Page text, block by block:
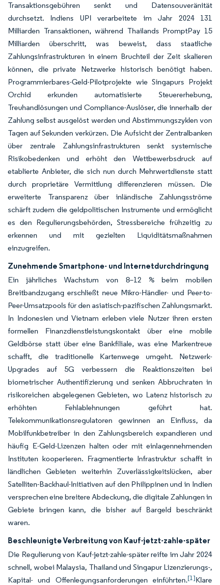
Transaktionsgebühren senkt und Datensouveränität
durchsetzt. Indiens UPI verarbeitete im Jahr 2024 131
Milliarden Transaktionen, während Thailands PromptPay 15
Milliarden überschritt, was beweist, dass staatliche
Zahlungsinfrastrukturen in einem Bruchteil der Zeit skalieren
können, die private Netzwerke historisch benötigt haben.
Programmierbares-Geld-Pilotprojekte wie Singapurs Projekt
Orchid erkunden automatisierte Steuererhebung,
Treuhandlösungen und Compliance-Auslöser, die innerhalb der
Zahlung selbst ausgelöst werden und Abstimmungszyklen von
Tagen auf Sekunden verkürzen. Die Aufsicht der Zentralbanken
über zentrale Zahlungsinfrastrukturen senkt systemische
Risikobedenken und erhöht den Wettbewerbsdruck auf
etablierte Anbieter, die sich nun durch Mehrwertdienste statt
durch proprietäre Vermittlung differenzieren müssen. Die
erweiterte Transparenz über inländische Zahlungsströme
schärft zudem die geldpolitischen Instrumente und ermöglicht
es den Regulierungsbehörden, Stressbereiche frühzeitig zu
erkennen und mit gezielten Liquiditätsmaßnahmen
einzugreifen.
Zunehmende Smartphone- und Internetdurchdringung
Ein jährliches Wachstum von 8–12 % beim mobilen
Breitbandzugang erschließt neue Mikro-Händler- und Peer-to-
Peer-Umsatzpools für den asiatisch-pazifischen Zahlungsmarkt.
In Indonesien und Vietnam erleben viele Nutzer ihren ersten
formellen Finanzdienstleistungskontakt über eine mobile
Geldbörse statt über eine Bankfiliale, was eine Markentreue
schafft, die traditionelle Kartenwege umgeht. Netzwerk-
Upgrades auf 5G verbessern die Reaktionszeiten bei
biometrischer Authentifizierung und senken Abbruchraten in
risikoreichen abgelegenen Gebieten, wo Latenz historisch zu
erhöhten Fehlablehnungen geführt hat.
Telekommunikationsregulatoren gewinnen an Einfluss, da
Mobilfunkbetreiber in den Zahlungsbereich expandieren und
häufig E-Geld-Lizenzen halten oder mit einlagennehmenden
Instituten kooperieren. Fragmentierte Infrastruktur schafft in
ländlichen Gebieten weiterhin Zuverlässigkeitslücken, aber
Satelliten-Backhaul-Initiativen auf den Philippinen und in Indien
versprechen eine breitere Abdeckung, die digitale Zahlungen in
Gebiete bringen kann, die bisher auf Bargeld beschränkt
waren.
Beschleunigte Verbreitung von Kauf-jetzt-zahle-später
Die Regulierung von Kauf-jetzt-zahle-später reifte im Jahr 2024
schnell, wobei Malaysia, Thailand und Singapur Lizenzierungs-,
Kapital- und Offenlegungsanforderungen einführten.[1]Klare